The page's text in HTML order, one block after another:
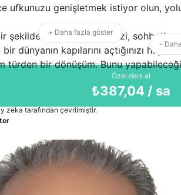
ufkunuzu genişletmek istiyor olun,
şekilde ifade edebildiğinizi,
dünyanın kapılarını açtığınızı hayal
türden bir dönüşüm. Bunu
zeka tarafından çevrilmiştir.
+ Daha fazla göster
-
Özel ders al
₺387,04 / sa